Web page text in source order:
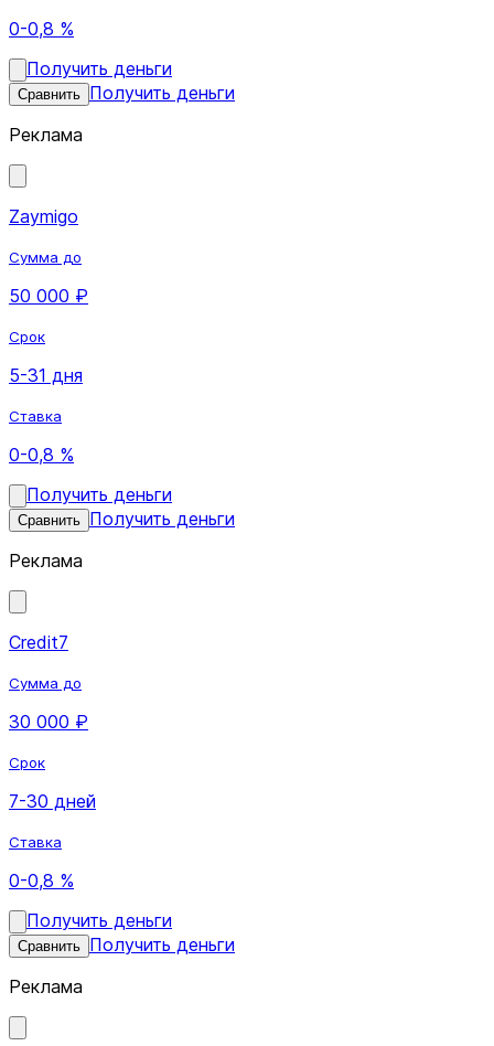
0-0,8 %
Получить деньги
Сравнить Получить деньги
Реклама
Zaymigo
Сумма до
50 000 ₽
Срок
5-31 дня
Ставка
0-0,8 %
Получить деньги
Сравнить Получить деньги
Реклама
Credit7
Сумма до
30 000 ₽
Срок
7-30 дней
Ставка
0-0,8 %
Получить деньги
Сравнить Получить деньги
Реклама